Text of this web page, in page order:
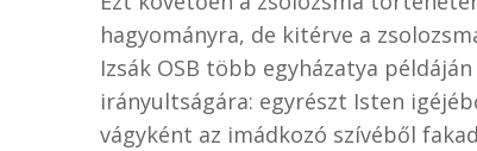
hagyományra, de kitérve a
Izsák OSB több egyházatya
irányultságára: egyrészt Isten
vágyként az imádkozó szívéből